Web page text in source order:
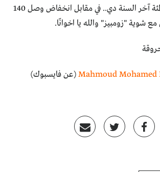
الجنيه يرتفع 17 في المئة آخر السنة دي.. في مقابل انخفاض وصل 140
مع شوية "زومبيز" والله يا اخوانّا.
Mahmoud Mohamed(عن فايسبوك)